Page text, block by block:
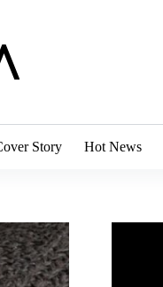
Story Hot News